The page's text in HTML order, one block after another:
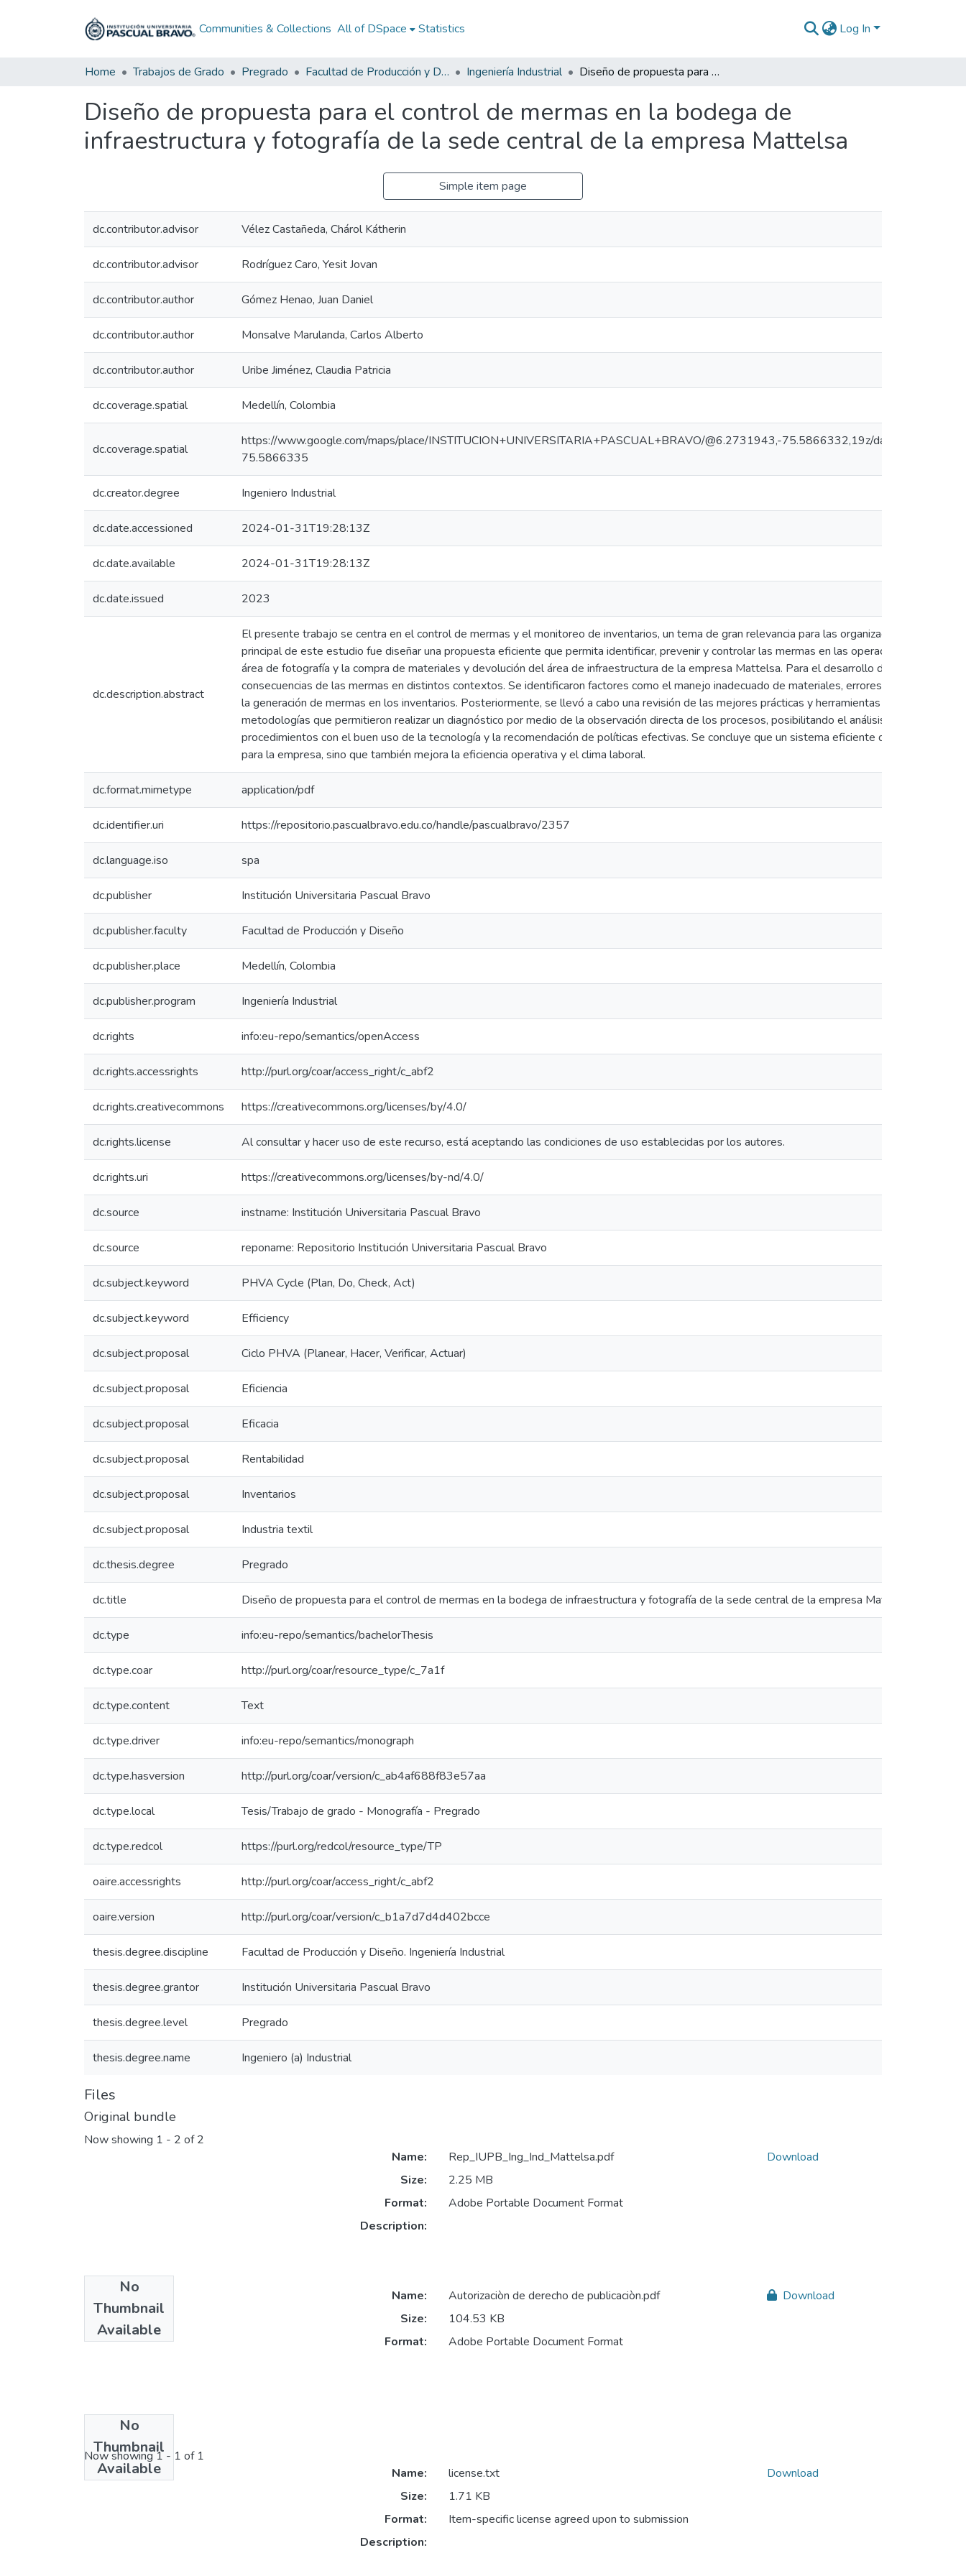
Communities & Collections All of DSpace Statistics Log In
Home Trabajos de Grado Pregrado Facultad de Producción y Diseño Ingeniería Industrial Diseño de propuesta para el control de mermas en la bodega de infraestructura y fotografía de la sede central de la empresa Mattelsa
Diseño de propuesta para el control de mermas en la bodega de
infraestructura y fotografía de la sede central de la empresa Mattelsa
Simple item page
dc.contributor.advisor Vélez Castañeda, Chárol Kátherin
dc.contributor.advisor Rodríguez Caro, Yesit Jovan
dc.contributor.author Gómez Henao, Juan Daniel
dc.contributor.author Monsalve Marulanda, Carlos Alberto
dc.contributor.author Uribe Jiménez, Claudia Patricia
dc.coverage.spatial Medellín, Colombia
dc.coverage.spatial
https://www.google.com/maps/place/INSTITUCION+UNIVERSITARIA+PASCUAL+BRAVO/@6.2731943,-75.5866332,19z/
75.5866335
dc.creator.degree Ingeniero Industrial
dc.date.accessioned 2024-01-31T19:28:13Z
dc.date.available 2024-01-31T19:28:13Z
dc.date.issued 2023
dc.description.abstract
El presente trabajo se centra en el control de mermas y el monitoreo de inventarios, un tema de gran relevancia para las organizaciones en
principal de este estudio fue diseñar una propuesta eficiente que permita identificar, prevenir y controlar las mermas en las operaciones diarias
área de fotografía y la compra de materiales y devolución del área de infraestructura de la empresa Mattelsa. Para el desarrollo del trabajo se
consecuencias de las mermas en distintos contextos. Se identificaron factores como el manejo inadecuado de materiales, errores en la
la generación de mermas en los inventarios. Posteriormente, se llevó a cabo una revisión de las mejores prácticas y herramientas disponibles
metodologías que permitieron realizar un diagnóstico por medio de la observación directa de los procesos, posibilitando el análisis de
procedimientos con el buen uso de la tecnología y la recomendación de políticas efectivas. Se concluye que un sistema eficiente de control de
para la empresa, sino que también mejora la eficiencia operativa y el clima laboral.
dc.format.mimetype application/pdf
dc.identifier.uri https://repositorio.pascualbravo.edu.co/handle/pascualbravo/2357
dc.language.iso spa
dc.publisher Institución Universitaria Pascual Bravo
dc.publisher.faculty Facultad de Producción y Diseño
dc.publisher.place Medellín, Colombia
dc.publisher.program Ingeniería Industrial
dc.rights info:eu-repo/semantics/openAccess
dc.rights.accessrights http://purl.org/coar/access_right/c_abf2
dc.rights.creativecommons https://creativecommons.org/licenses/by/4.0/
dc.rights.license Al consultar y hacer uso de este recurso, está aceptando las condiciones de uso establecidas por los autores.
dc.rights.uri https://creativecommons.org/licenses/by-nd/4.0/
dc.source instname: Institución Universitaria Pascual Bravo
dc.source reponame: Repositorio Institución Universitaria Pascual Bravo
dc.subject.keyword PHVA Cycle (Plan, Do, Check, Act)
dc.subject.keyword Efficiency
dc.subject.proposal Ciclo PHVA (Planear, Hacer, Verificar, Actuar)
dc.subject.proposal Eficiencia
dc.subject.proposal Eficacia
dc.subject.proposal Rentabilidad
dc.subject.proposal Inventarios
dc.subject.proposal Industria textil
dc.thesis.degree Pregrado
dc.title Diseño de propuesta para el control de mermas en la bodega de infraestructura y fotografía de la sede central de la empresa Mattelsa
dc.type info:eu-repo/semantics/bachelorThesis
dc.type.coar http://purl.org/coar/resource_type/c_7a1f
dc.type.content Text
dc.type.driver info:eu-repo/semantics/monograph
dc.type.hasversion http://purl.org/coar/version/c_ab4af688f83e57aa
dc.type.local Tesis/Trabajo de grado - Monografía - Pregrado
dc.type.redcol https://purl.org/redcol/resource_type/TP
oaire.accessrights http://purl.org/coar/access_right/c_abf2
oaire.version http://purl.org/coar/version/c_b1a7d7d4d402bcce
thesis.degree.discipline Facultad de Producción y Diseño. Ingeniería Industrial
thesis.degree.grantor Institución Universitaria Pascual Bravo
thesis.degree.level Pregrado
thesis.degree.name Ingeniero (a) Industrial
Files
Original bundle
Now showing 1 - 2 of 2
No
Thumbnail
Available
Name:
Rep_IUPB_Ing_Ind_Mattelsa.pdf
Size:
2.25 MB
Format:
Adobe Portable Document Format
Description:
Download
No
Thumbnail
Available
Name:
Autorizaciòn de derecho de publicaciòn.pdf
Size:
104.53 KB
Format:
Adobe Portable Document Format
Download
License bundle
Now showing1 - 1 of 1
Name:
license.txt
Size:
1.71 KB
Format:
Item-specific license agreed upon to submission
Description:
Download